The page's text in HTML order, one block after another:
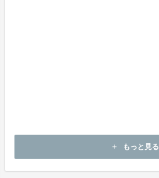
もらえればと思っています。
add もっと見る